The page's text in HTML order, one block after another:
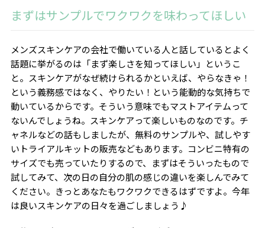
まずはサンプルでワクワクを味わってほしい
メンズスキンケアの会社で働いている人と話しているとよく
話題に挙がるのは「まず楽しさを知ってほしい」というこ
と。スキンケアがなぜ続けられるかといえば、やらなきゃ！
という義務感ではなく、やりたい！という能動的な気持ちで
動いているからです。そういう意味でもマストアイテムって
ないんでしょうね。スキンケアって楽しいものなのです。チ
ャネルなどの話もしましたが、無料のサンプルや、試しやす
いトライアルキットの販売などもあります。コンビニ特有の
サイズでも売っていたりするので、まずはそういったもので
試してみて、次の日の自分の肌の感じの違いを楽しんでみて
ください。きっとあなたもワクワクできるはずですよ。今年
は良いスキンケアの日々を過ごしましょう♪